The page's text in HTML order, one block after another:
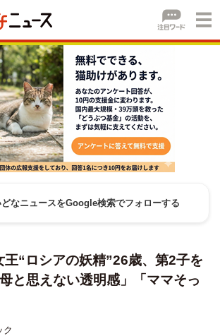
どなニュースをGoogle検索でフォローする
王“ロシアの妖精”26歳、第2子を
と思えない透明感」「ママそっ
ク